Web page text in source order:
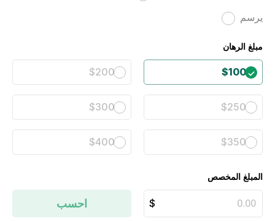
يرسم
مبلغ الرهان
$100
$200
$250
$300
$350
$400
المبلغ المخصص
احسب